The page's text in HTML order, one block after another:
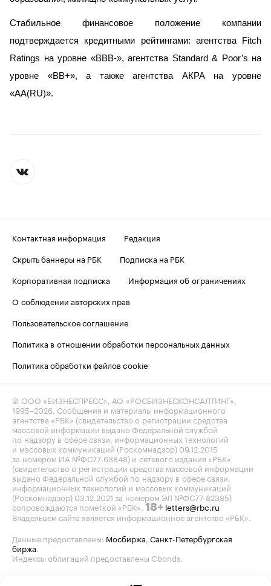
Стабильное финансовое положение компании
подтверждается кредитными рейтингами: агентства Fitch
Ratings на уровне «BBB-», агентства Standard & Poor’s на
уровне «BB+», а также агентства АКРА на уровне
«AA(RU)».
Контактная информация
Редакция
Скрыть баннеры на РБК
Подписка на РБК
Корпоративная подписка
Информация об ограничениях
О соблюдении авторских прав
Пользовательское соглашение
Политика в отношении обработки персональных данных
Политика обработки файлов cookie
© ООО «БИЗНЕСПРЕСС», АО «РОСБИЗНЕСКОНСАЛТИНГ»,
1995–2026 . Сообщения и материалы информационного
агентства «РБК» (свидетельство о регистрации средства
массовой информации выдано Федеральной службой
по надзору в сфере связи, информационных технологий
и массовых коммуникаций (Роскомнадзор) 09.12.2015
за номером ИА №ФС77-63848) и сетевого издания «РБК»
(свидетельство о регистрации средства массовой информации
выдано Федеральной службой по надзору в сфере связи,
информационных технологий и массовых коммуникаций
(Роскомнадзор) 03.12.2021 за номером ЭЛ №ФС77-82385)
сопровождаются пометкой «РБК». 18+ letters@rbc.ru
Владельцем сайта является информационное агентство «РБК».
Данные предоставлены: Мосбиржа Санкт-Петербургская
биржа
Индексы облигаций предоставлены Cbonds.